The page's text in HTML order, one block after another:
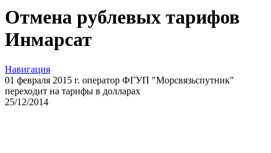
Отмена рублевых тарифов
Инмарсат
Навигация
01 февраля 2015 г. оператор ФГУП "Морсвязьспутник"
переходит на тарифы в долларах
25/12/2014